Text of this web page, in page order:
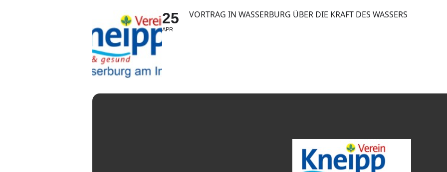
25
APR
VORTRAG IN WASSERBURG ÜBER DIE KRAFT DES WASSERS